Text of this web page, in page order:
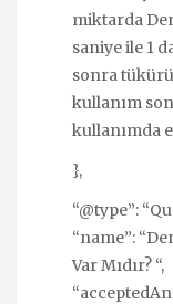
miktarda
saniye ile 1
sonra
kullanım
kullanımda
},
“@type”:
“name”:
Var Mıdır? “,